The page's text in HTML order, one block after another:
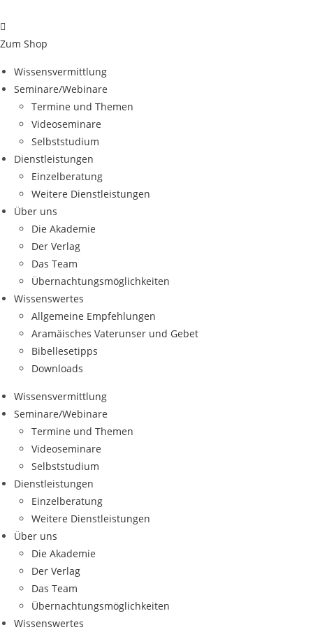
Inhalt
springen
Zum Shop
Wissensvermittlung
Seminare/Webinare
Termine und Themen
Videoseminare
Selbststudium
Dienstleistungen
Einzelberatung
Weitere Dienstleistungen
Über uns
Die Akademie
Der Verlag
Das Team
Übernachtungsmöglichkeiten
Wissenswertes
Allgemeine Empfehlungen
Aramäisches Vaterunser und Gebet
Bibellesetipps
Downloads
Wissensvermittlung
Seminare/Webinare
Termine und Themen
Videoseminare
Selbststudium
Dienstleistungen
Einzelberatung
Weitere Dienstleistungen
Über uns
Die Akademie
Der Verlag
Das Team
Übernachtungsmöglichkeiten
Wissenswertes